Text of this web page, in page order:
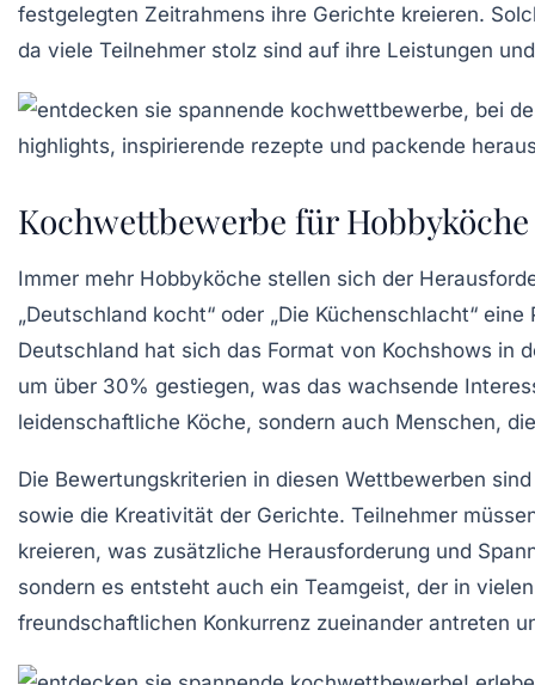
festgelegten Zeitrahmens ihre Gerichte kreieren.
da viele Teilnehmer stolz sind auf ihre Leistungen
Kochwettbewerbe für Hobbyköche
Immer mehr Hobbyköche stellen sich der
„Deutschland kocht“ oder „Die Küchenschlacht“ eine
Deutschland hat sich das Format von Kochshows in
um über 30% gestiegen, was das wachsende
leidenschaftliche Köche, sondern auch Menschen,
Die Bewertungskriterien in diesen Wettbewerben
sowie die Kreativität der Gerichte. Teilnehmer
kreieren, was zusätzliche Herausforderung und
sondern es entsteht auch ein Teamgeist, der in
freundschaftlichen Konkurrenz zueinander antreten